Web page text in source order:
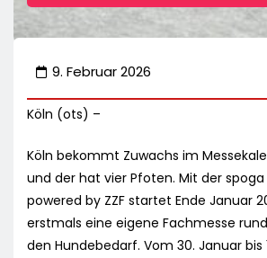
9. Februar 2026
Köln (ots) –
Köln bekommt Zuwachs im
und der hat vier Pfoten. Mit der
powered by ZZF startet Ende Januar
erstmals eine eigene Fachmesse
den Hundebedarf. Vom 30. Januar bis